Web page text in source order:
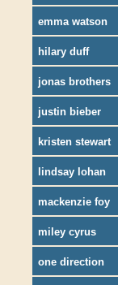
emma watson
hilary duff
jonas brothers
justin bieber
kristen stewart
lindsay lohan
mackenzie foy
miley cyrus
one direction